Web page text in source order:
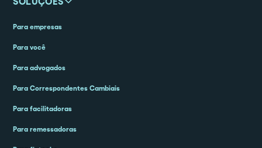
Para empresas
Para você
Para advogados
Para Correspondentes Cambiais
Para facilitadoras
Para remessadoras